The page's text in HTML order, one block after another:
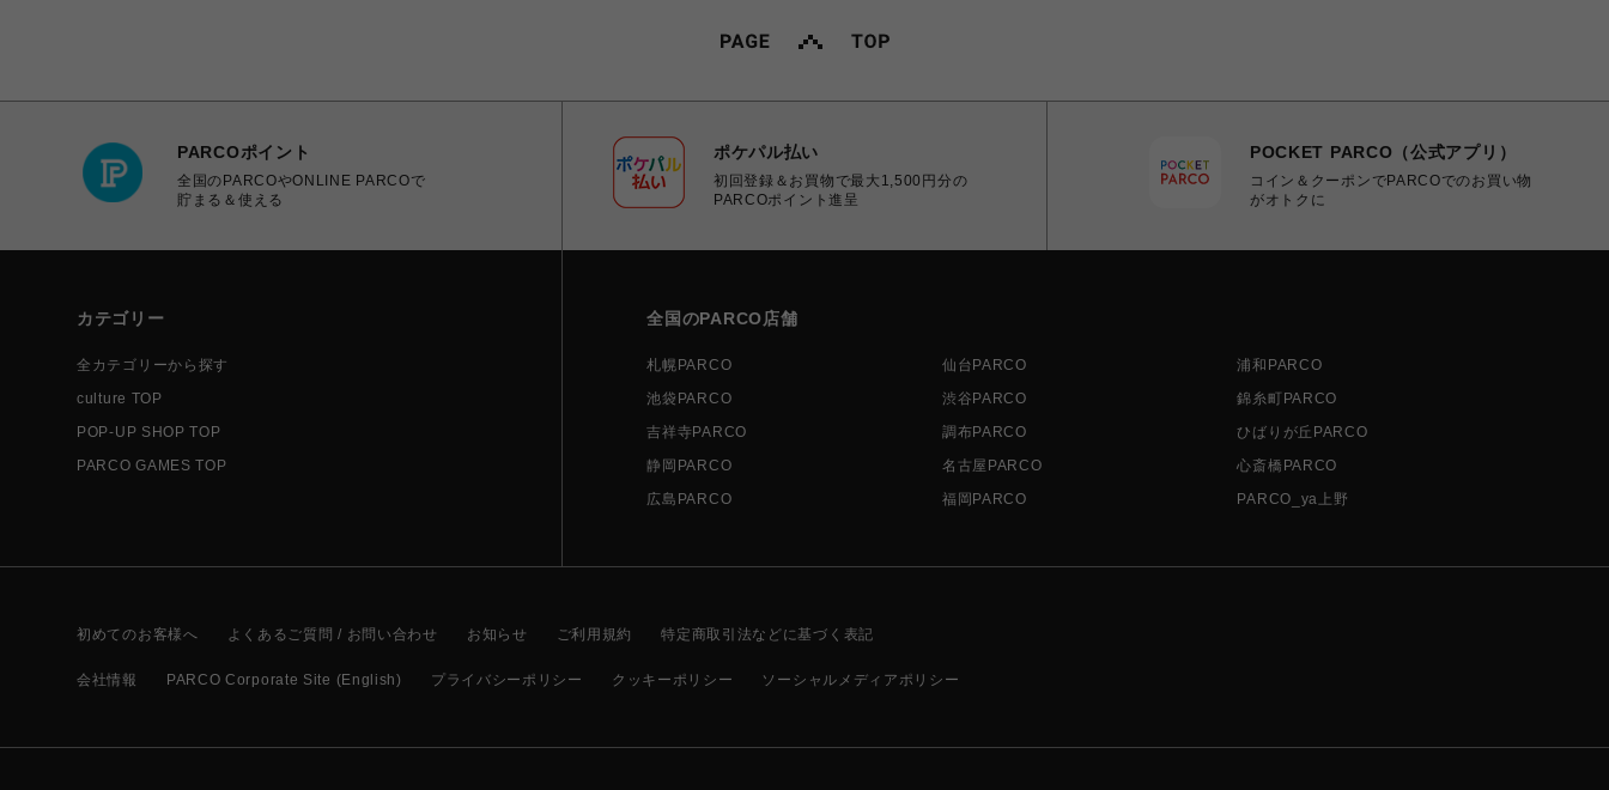
PARCOポイント
全国のPARCOやONLINE PARCOで
貯まる＆使える
ポケパル払い
初回登録＆お買物で最大1,500円分の
PARCOポイント進呈
POCKET PARCO（公式アプリ）
コイン＆クーポンでPARCOでのお買い物
がオトクに
カテゴリー
全カテゴリーから探す
culture TOP
POP-UP SHOP TOP
PARCO GAMES TOP
全国のPARCO店舗
札幌PARCO 仙台PARCO
浦和PARCO
池袋PARCO
渋谷PARCO
錦糸町PARCO
吉祥寺PARCO
調布PARCO
ひばりが丘PARCO
静岡PARCO
名古屋PARCO
心斎橋PARCO
広島PARCO
福岡PARCO PARCO_ya上野
初めてのお客様へ よくあるご質問 / お問い合わせ お知らせ ご利用規約 特定商取引法などに基づく表記
会社情報 PARCO Corporate Site (English) プライバシーポリシー クッキーポリシー ソーシャルメディアポリシー